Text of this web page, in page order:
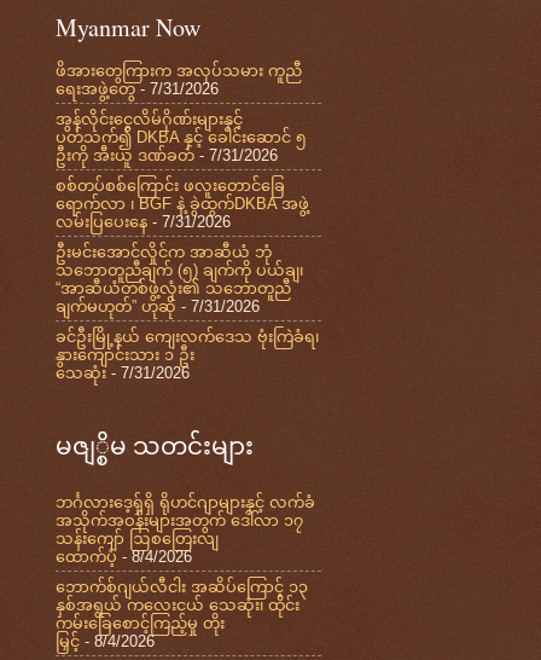
Myanmar Now
ဖိအားတွေကြားက အလုပ်သမား ကူညီ
ရေးအဖွဲ့တွေ- 7/31/2026
အွန်လိုင်းငွေလိမ်ဂိုဏ်းများနှင့်
ပတ်သက်၍ DKBA နှင့် ခေါင်းဆောင် ၅
ဦးကို အီးယူ ဒဏ်ခတ် - 7/31/2026
စစ်တပ်စစ်ကြောင်း ဖလူးတောင်ခြေ
ရောက်လာ ၊ BGF နဲ့ ခွဲထွက်DKBA အဖွဲ့
လမ်းပြပေးနေ - 7/31/2026
ဦးမင်းအောင်လှိုင်က အာဆီယံ ဘုံ
သဘောတူညီချက် (၅) ချက်ကို ပယ်ချ၊
“အာဆီယံတစ်ဖွဲ့လုံး၏ သဘောတူညီ
ချက်မဟုတ်” ဟုဆို - 7/31/2026
ခင်ဦးမြို့နယ် ကျေးလက်ဒေသ ဗုံးကြဲခံရ၊
နွားကျောင်းသား ၁ ဦး
သေဆုံး- 7/31/2026
မဇျ္စိမ သတင်းများ
ဘင်္ဂလားဒေ့ရှ်ရှိ ရိုဟင်ဂျာများနှင့် လက်ခံ
အသိုက်အဝန်းများအတွက် ဒေါ်လာ ၁၇
သန်းကျော် ဩစတြေးလျ
ထောက်ပံ့ - 8/4/2026
ဘောက်စ်ဂျယ်လီငါး အဆိပ်ကြောင့် ၁၃
နှစ်အရွယ် ကလေးငယ် သေဆုံး၊ ထိုင်း
ကမ်းခြေစောင့်ကြည့်မှု တိုး
မြှင့် - 8/4/2026